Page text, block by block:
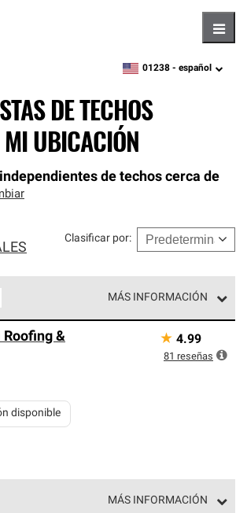
zipcode,language
01238 - español
DE TECHOS
UBICACIÓN
de techos cerca de
Clasificar por:
MÁS INFORMACIÓN
el nivel superior de nuestra red
con estándares estrictos de
confiabilidad y destreza incomparable.
&
disponible
★ 4.99
81 reseñas
MÁS INFORMACIÓN